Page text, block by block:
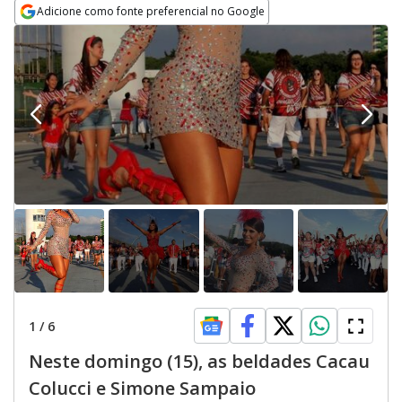
Adicione como fonte preferencial no Google
Opens in new window
1 / 6
Neste domingo (15), as beldades Cacau
Colucci e Simone Sampaio